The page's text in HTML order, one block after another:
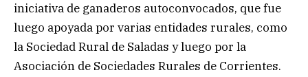
iniciativa de ganaderos autoconvocados, que fue
luego apoyada por varias entidades rurales, como
la Sociedad Rural de Saladas y luego por la
Asociación de Sociedades Rurales de Corrientes.